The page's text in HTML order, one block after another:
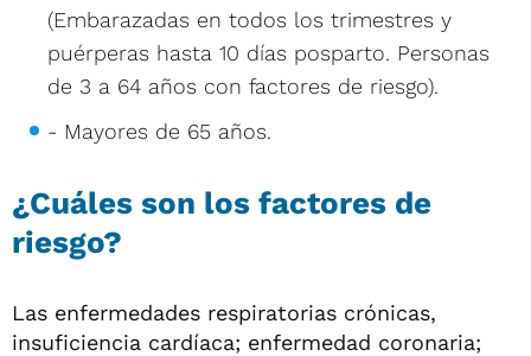
(Embarazadas en todos los trimestres y
puérperas hasta 10 días posparto. Personas
de 3 a 64 años con factores de riesgo).
- Mayores de 65 años.
¿Cuáles son los factores de
riesgo?
Las enfermedades respiratorias crónicas,
insuficiencia cardíaca; enfermedad coronaria;